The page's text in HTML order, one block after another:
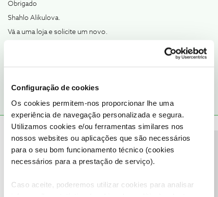
Configuração de cookies
Os cookies permitem-nos proporcionar lhe uma
experiência de navegação personalizada e segura.
Utilizamos cookies e/ou ferramentas similares nos
nossos websites ou aplicações que são necessários
para o seu bom funcionamento técnico (cookies
necessários para a prestação de serviço).
Caso aceite, poderemos utilizar cookies para analisar
Obrigado
Shahlo Alikulova.
Vá a uma loja e solicite um novo.
João H. Forum|Forum|4 years ago
@Shakhlo Alikulova
Agradecemos a sua mensagem.
Saiba aquiqual a loja NOS mais próxima de si.